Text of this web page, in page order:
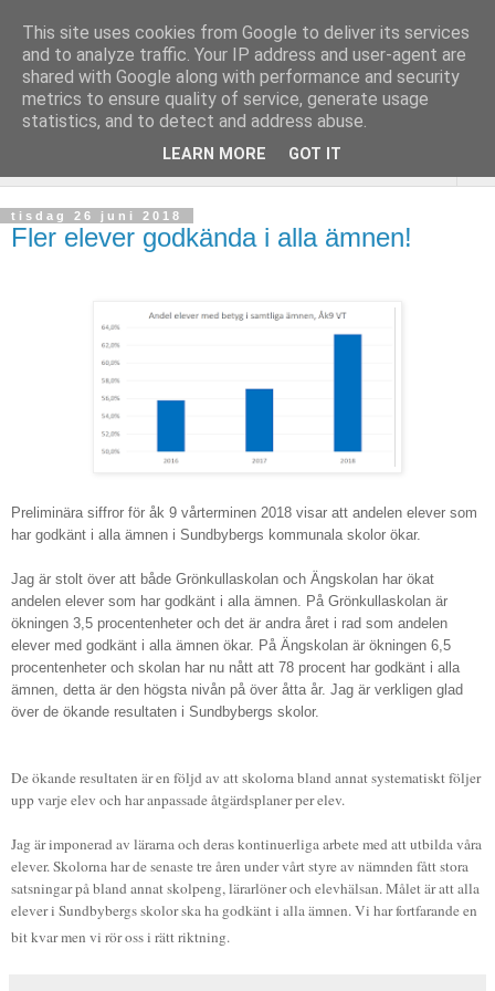
tisdag 26 juni 2018
Fler elever godkända i alla ämnen!
Preliminära siffror för åk 9 vårterminen 2018 visar att andelen elever som
har godkänt i alla ämnen i Sundbybergs kommunala skolor ökar.
Jag är stolt över att både Grönkullaskolan och Ängskolan har ökat
andelen elever som har godkänt i alla ämnen. På Grönkullaskolan är
ökningen 3,5 procentenheter och det är andra året i rad som andelen
elever med godkänt i alla ämnen ökar. På Ängskolan är ökningen 6,5
procentenheter och skolan har nu nått att 78 procent har godkänt i alla
ämnen, detta är den högsta nivån på över åtta år. Jag är verkligen glad
över de ökande resultaten i Sundbybergs skolor.
De ökande resultaten är en följd av att skolorna bland annat systematiskt följer
upp varje elev och har anpassade åtgärdsplaner per elev.
Jag är imponerad av lärarna och deras kontinuerliga arbete med att utbilda våra
elever. Skolorna har de senaste tre åren under vårt styre av nämnden fått stora
satsningar på bland annat skolpeng, lärarlöner och elevhälsan. Målet är att alla
elever i Sundbybergs skolor ska ha godkänt i alla ämnen. Vi har fortfarande en
bit kvar men vi rör oss i rätt riktning.
This site uses cookies from Google to deliver its services
and to analyze traffic. Your IP address and user-agent are
shared with Google along with performance and security
metrics to ensure quality of service, generate usage
statistics, and to detect and address abuse.
LEARN MORE GOT IT